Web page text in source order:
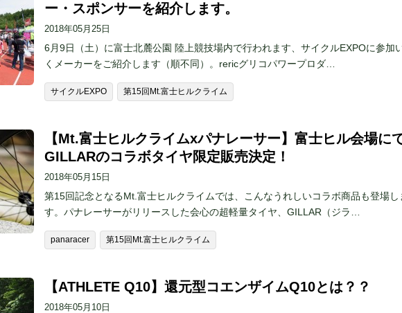
ー・スポンサーを紹介します。
2018年05月25日
6月9日（土）に富士北麓公園 陸上競技場内で行われます、サイクルEXPOに参加
くメーカーをご紹介します（順不同）。rericグリコパワープロダ…
サイクルEXPO 第15回Mt.富士ヒルクライム
【Mt.富士ヒルクライムxパナレーサー】富士ヒル会場に
GILLARのコラボタイヤ限定販売決定！
2018年05月15日
第15回記念となるMt.富士ヒルクライムでは、こんなうれしいコラボ商品も登場し
す。パナレーサーがリリースした会心の超軽量タイヤ、GILLAR（ジラ…
panaracer 第15回Mt.富士ヒルクライム
【ATHLETE Q10】還元型コエンザイムQ10とは？？
2018年05月10日